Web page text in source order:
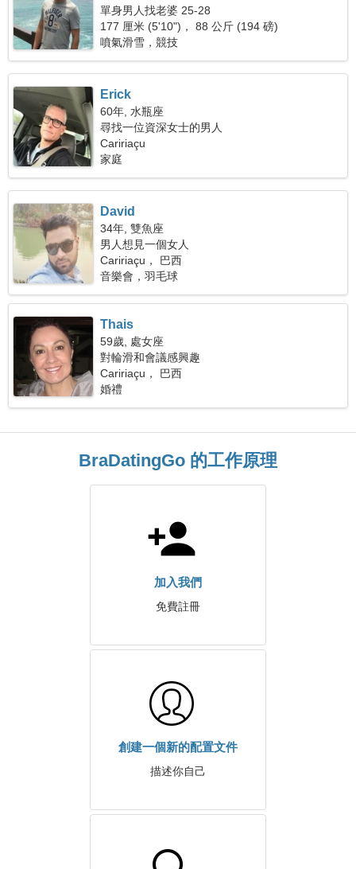
單身男人找老婆 25-28
177 厘米 (5'10")， 88 公斤 (194 磅)
噴氣滑雪，競技
Erick
60年, 水瓶座
尋找一位資深女士的男人
Caririaçu
家庭
David
34年, 雙魚座
男人想見一個女人
Caririaçu， 巴西
音樂會，羽毛球
Thais
59歲, 處女座
對輪滑和會議感興趣
Caririaçu， 巴西
婚禮
BraDatingGo 的工作原理
加入我們
免費註冊
創建一個新的配置文件
描述你自己